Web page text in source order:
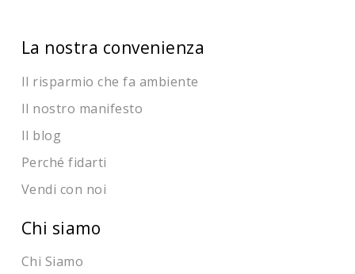
La nostra convenienza
Il risparmio che fa ambiente
Il nostro manifesto
Il blog
Perché fidarti
Vendi con noi
Chi siamo
Chi Siamo